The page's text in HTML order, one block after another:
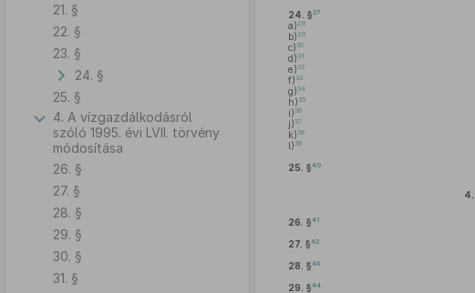
21. §
22. §
23. §
24. §
25. §
4. A vízgazdálkodásról
szóló 1995. évi LVII. törvény
módosítása
26. §
27. §
28. §
29. §
30. §
31. §
24. §27
a) 28
b) 29
c) 30
d) 31
e) 32
f) 33
g) 34
h) 35
i) 36
j) 37
k) 38
l) 39
25. §40
4.
26. §41
27. §42
28. §43
29. §44